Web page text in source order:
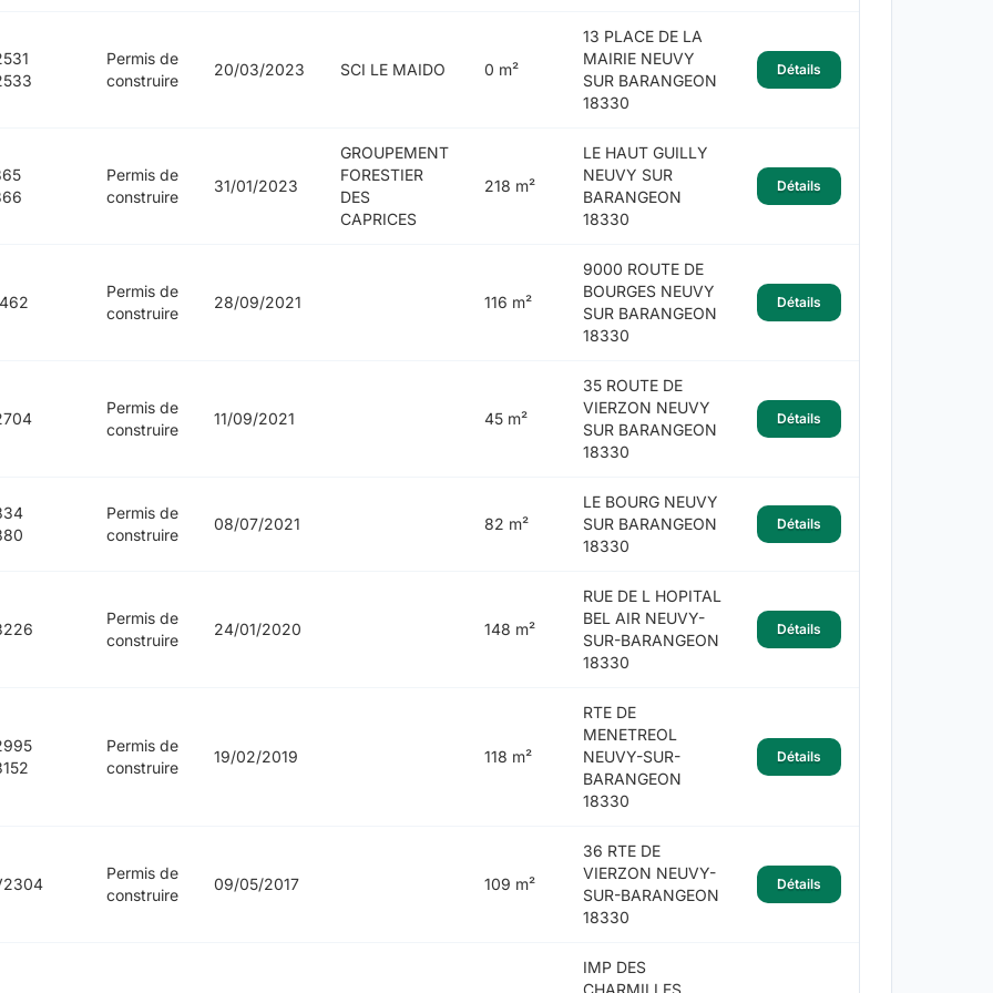
Permis de
construire
20/03/2023 SCI LE MAIDO 0 m²
13 PLACE DE LA
MAIRIE NEUVY
SUR BARANGEON
18330
Détails
Permis de
construire
31/01/2023
GROUPEMENT
FORESTIER
DES
CAPRICES
218 m²
LE HAUT GUILLY
NEUVY SUR
BARANGEON
18330
Détails
Permis de
construire
28/09/2021 116 m²
9000 ROUTE DE
BOURGES NEUVY
SUR BARANGEON
18330
Détails
Permis de
construire
11/09/2021 45 m²
35 ROUTE DE
VIERZON NEUVY
SUR BARANGEON
18330
Détails
Permis de
construire
08/07/2021 82 m²
LE BOURG NEUVY
SUR BARANGEON
18330
Détails
Permis de
construire
24/01/2020 148 m²
RUE DE L HOPITAL
BEL AIR NEUVY-
SUR-BARANGEON
18330
Détails
Permis de
construire
19/02/2019 118 m²
RTE DE
MENETREOL
NEUVY-SUR-
BARANGEON
18330
Détails
Permis de
construire
09/05/2017 109 m²
36 RTE DE
VIERZON NEUVY-
SUR-BARANGEON
18330
Détails
IMP DES